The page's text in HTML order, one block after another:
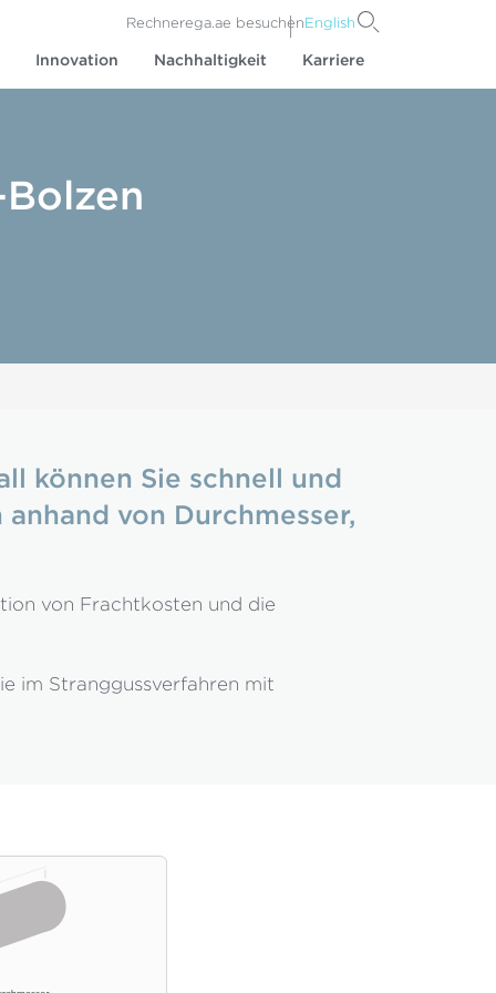
Rechnerega.ae besuchen English
Innovation Nachhaltigkeit Karriere
können Sie schnell und
von Durchmesser,
von Frachtkosten und die
im Stranggussverfahren mit